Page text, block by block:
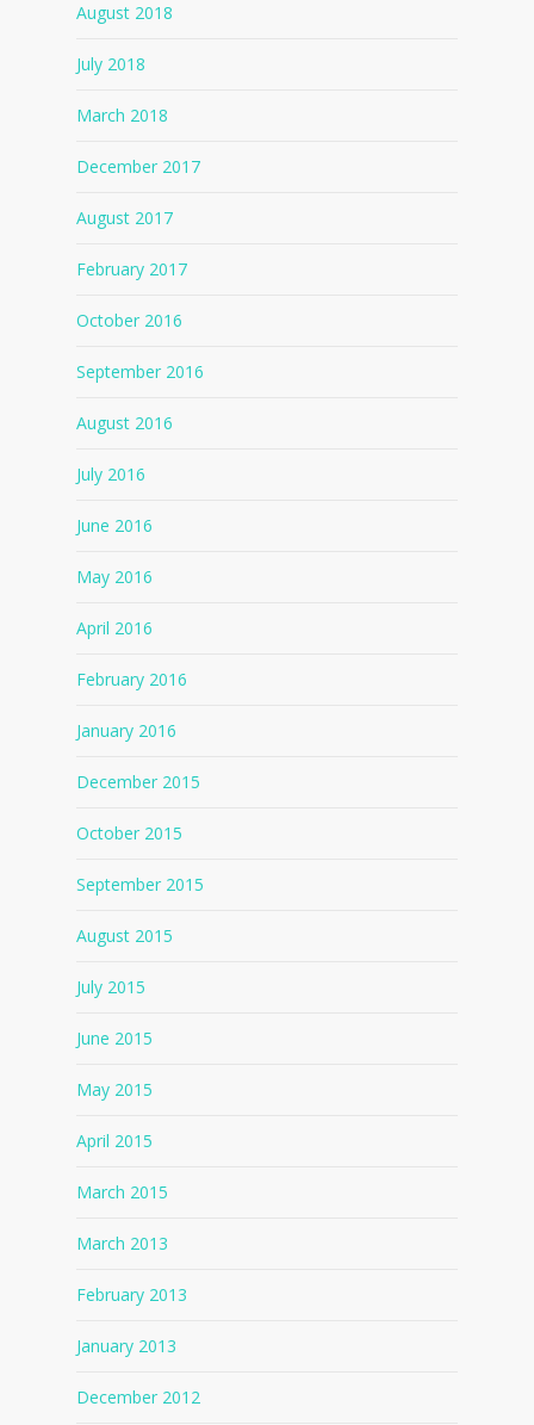
August 2018
July 2018
March 2018
December 2017
August 2017
February 2017
October 2016
September 2016
August 2016
July 2016
June 2016
May 2016
April 2016
February 2016
January 2016
December 2015
October 2015
September 2015
August 2015
July 2015
June 2015
May 2015
April 2015
March 2015
March 2013
February 2013
January 2013
December 2012